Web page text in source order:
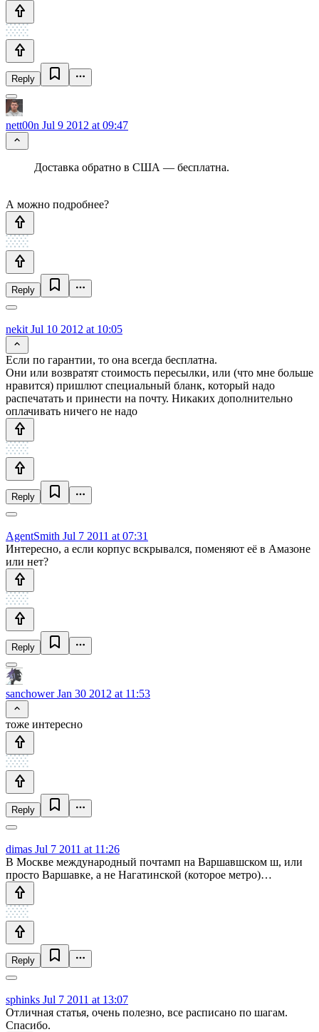
Reply
nett00n Jul 9 2012 at 09:47
Доставка обратно в США — бесплатна.
А можно подробнее?
Reply
nekit Jul 10 2012 at 10:05
Если по гарантии, то она всегда бесплатна.
Они или возвратят стоимость пересылки, или (что мне больше
нравится) пришлют специальный бланк, который надо
распечатать и принести на почту. Никаких дополнительно
оплачивать ничего не надо
Reply
AgentSmith Jul 7 2011 at 07:31
Интересно, а если корпус вскрывался, поменяют её в Амазоне
или нет?
Reply
sanchowerJan 30 2012 at 11:53
тоже интересно
Reply
dimas Jul 7 2011 at 11:26
В Москве международный почтамп на Варшавшском ш, или
просто Варшавке, а не Нагатинской (которое метро)…
Reply
sphinks Jul 7 2011 at 13:07
Отличная статья, очень полезно, все расписано по шагам.
Спасибо.